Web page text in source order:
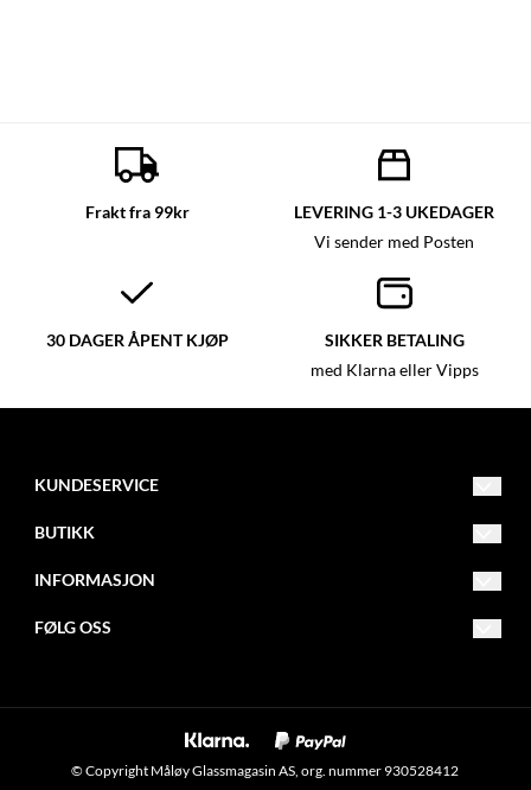
Frakt fra 99kr LEVERING 1-3 UKEDAGER
Vi sender med Posten
30 DAGER ÅPENT KJØP SIKKER BETALING
med Klarna eller Vipps
KUNDESERVICE
post@glassmagasinet.com
6700 Måløy
BUTIKK
Logg inn
INFORMASJON
Nyhetsbrev
Om informasjonskapsler
FØLG OSS
Nyhetsbrev
© Copyright Måløy Glassmagasin AS, org. nummer 930528412